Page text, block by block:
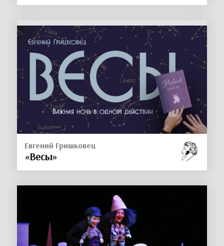
Евгений Гришковец
«Весы»